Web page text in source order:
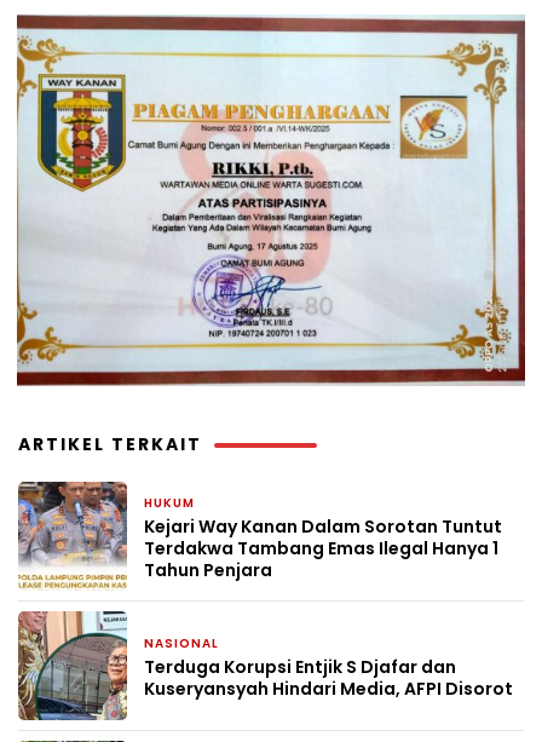
ARTIKEL TERKAIT
HUKUM
Kejari Way Kanan Dalam Sorotan Tuntut
Terdakwa Tambang Emas Ilegal Hanya 1
Tahun Penjara
NASIONAL
Terduga Korupsi Entjik S Djafar dan
Kuseryansyah Hindari Media, AFPI Disorot